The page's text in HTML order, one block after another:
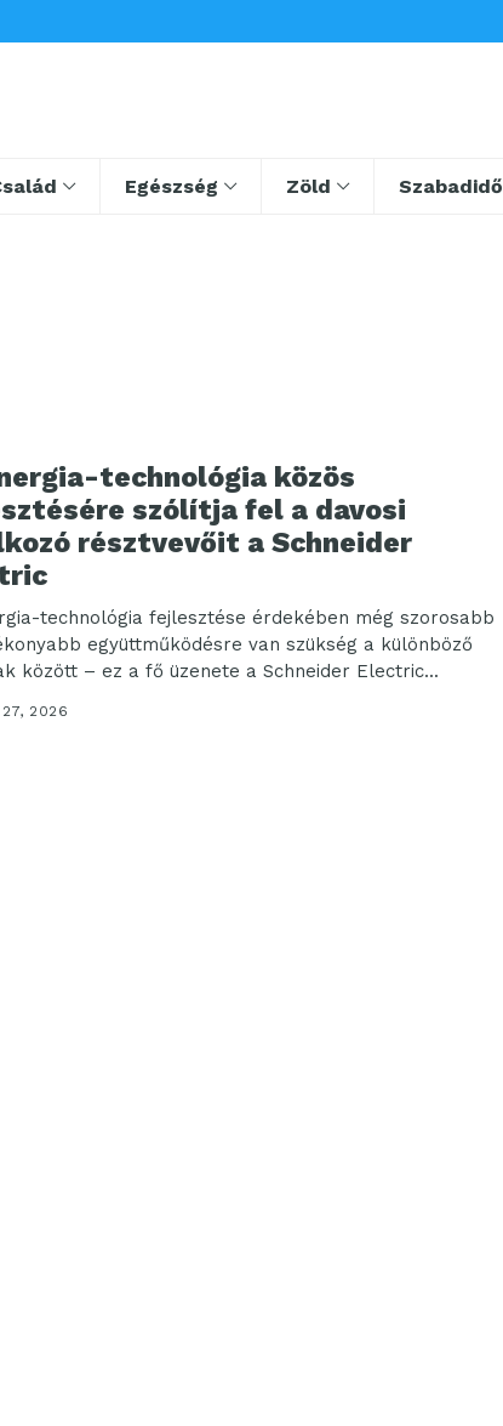
Egészség Zöld Szabadidő
technológia közös
szólítja fel a davosi
résztvevőit a Schneider
technológia fejlesztése érdekében még szorosabb
együttműködésre van szükség a különböző
között – ez a fő üzenete a Schneider Electric...
27, 2026